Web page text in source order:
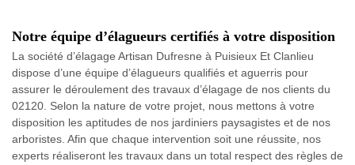
Notre équipe d’élagueurs certifiés à votre disposition
La société d’élagage Artisan Dufresne à Puisieux Et Clanlieu
dispose d’une équipe d’élagueurs qualifiés et aguerris pour
assurer le déroulement des travaux d’élagage de nos clients du
02120. Selon la nature de votre projet, nous mettons à votre
disposition les aptitudes de nos jardiniers paysagistes et de nos
arboristes. Afin que chaque intervention soit une réussite, nos
experts réaliseront les travaux dans un total respect des règles de